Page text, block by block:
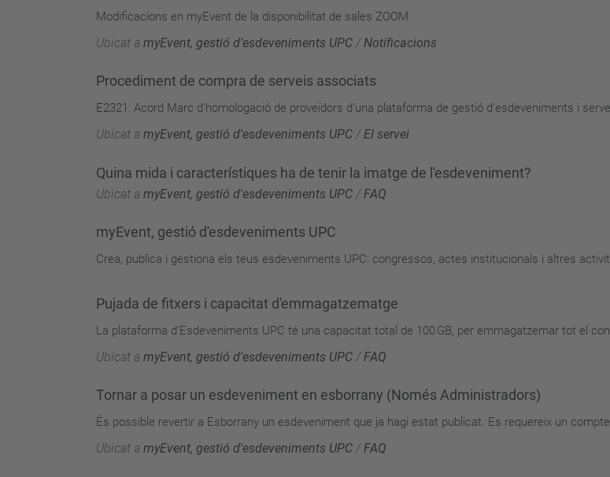
Modificacions en myEvent de la disponibilitat de sales ZOOM
Ubicat a myEvent, gestió d'esdeveniments UPC / Notificacions
Procediment de compra de serveis associats
E2321: Acord Marc d’homologació de proveïdors d’una plataforma de gestió d’esdeveniments i
Ubicat a myEvent, gestió d'esdeveniments UPC /El servei
Quina mida i característiques ha de tenir la imatge de l'esdeveniment?
Ubicat a myEvent, gestió d'esdeveniments UPC / FAQ
myEvent, gestió d'esdeveniments UPC
Crea, publica i gestiona els teus esdeveniments UPC: congressos, actes institucionals i altres
Pujada de fitxers i capacitat d'emmagatzematge
La plataforma d'Esdeveniments UPC té una capacitat total de 100 GB, per emmagatzemar tot el
Ubicat a myEvent, gestió d'esdeveniments UPC / FAQ
Tornar a posar un esdeveniment en esborrany (Només Administradors)
És possible revertir a Esborrany un esdeveniment que ja hagi estat publicat. Es requereix un
Ubicat a myEvent, gestió d'esdeveniments UPC /FAQ